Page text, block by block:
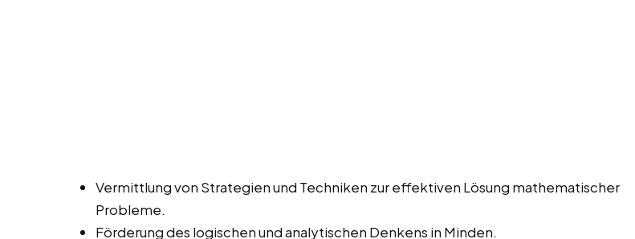
Vermittlung von Strategien und Techniken zur effektiven Lösung mathematischer
Probleme.
Förderung des logischen und analytischen Denkens in Minden.